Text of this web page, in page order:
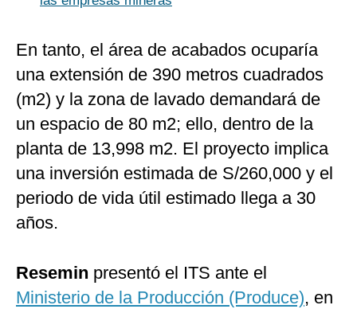
En tanto, el área de acabados ocuparía
una extensión de 390 metros cuadrados
(m2) y la zona de lavado demandará de
un espacio de 80 m2; ello, dentro de la
planta de 13,998 m2. El proyecto implica
una inversión estimada de S/260,000 y el
periodo de vida útil estimado llega a 30
años.
Resemin presentó el ITS ante el
Ministerio de la Producción (Produce), en